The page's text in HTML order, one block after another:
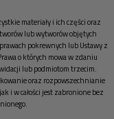
materiały i ich części oraz
lub wytworów objętych
pokrewnych lub Ustawy z
o których mowa w zdaniu
lub podmiotom trzecim.
oraz rozpowszechnianie
i w całości jest zabronione bez